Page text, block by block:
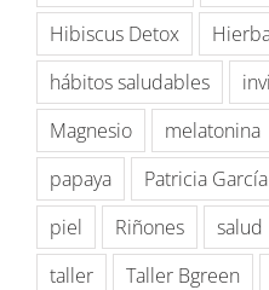
Hibiscus Detox
hábitos saludables
Magnesio
melatonina
papaya
Patricia García
piel
Riñones salud
taller
Taller Bgreen